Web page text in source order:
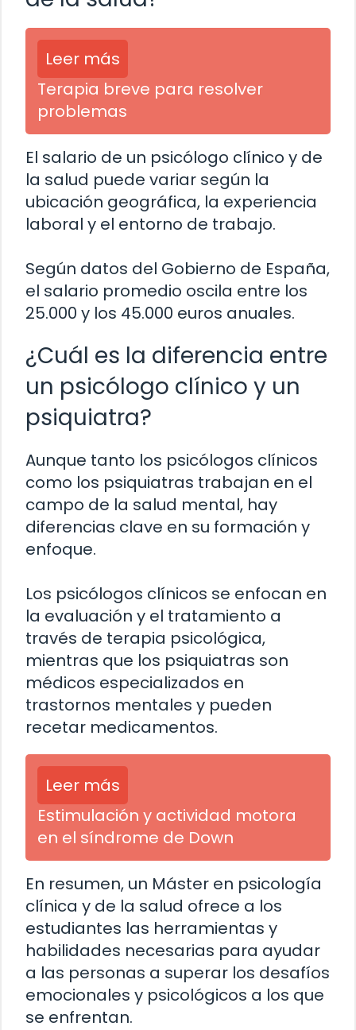
Leer más
Terapia breve para resolver
problemas
El salario de un psicólogo clínico y de
la salud puede variar según la
ubicación geográfica, la experiencia
laboral y el entorno de trabajo.
Según datos del Gobierno de España,
el salario promedio oscila entre los
25.000 y los 45.000 euros anuales.
¿Cuál es la diferencia entre
un psicólogo clínico y un
psiquiatra?
Aunque tanto los psicólogos clínicos
como los psiquiatras trabajan en el
campo de la salud mental, hay
diferencias clave en su formación y
enfoque.
Los psicólogos clínicos se enfocan en
la evaluación y el tratamiento a
través de terapia psicológica,
mientras que los psiquiatras son
médicos especializados en
trastornos mentales y pueden
recetar medicamentos.
Leer más
Estimulación y actividad motora
en el síndrome de Down
En resumen, un Máster en psicología
clínica y de la salud ofrece a los
estudiantes las herramientas y
habilidades necesarias para ayudar
a las personas a superar los desafíos
emocionales y psicológicos a los que
se enfrentan.